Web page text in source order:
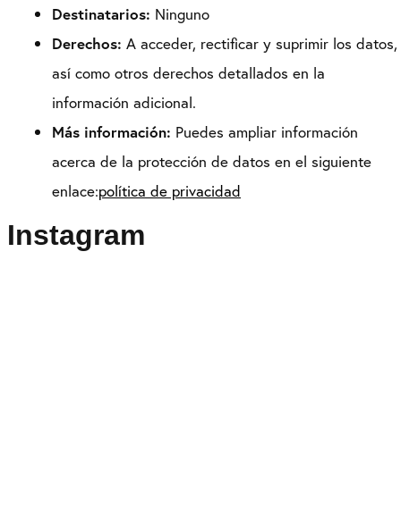
Destinatarios: Ninguno
Derechos: A acceder, rectificar y suprimir los datos,
así como otros derechos detallados en la
información adicional.
Más información: Puedes ampliar información
acerca de la protección de datos en el siguiente
enlace:política de privacidad
Instagram